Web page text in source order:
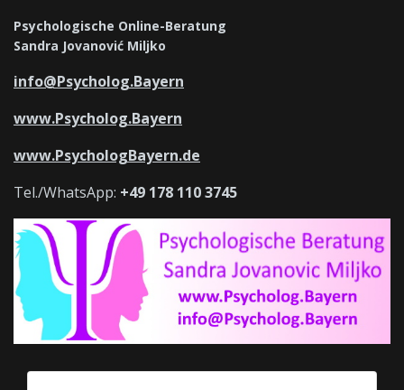
Psychologische Online-Beratung
Sandra Jovanović Miljko
info@Psycholog.Bayern
www.Psycholog.Bayern
www.PsychologBayern.de
Tel./WhatsApp: +49 178 110 3745